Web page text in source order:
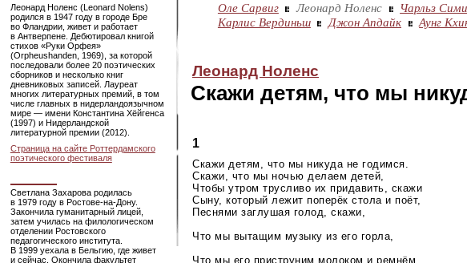
Леонард Ноленс (Leonard Nolens)
родился в 1947 году в городе Бре
во Фландрии, живет и работает
в Антверпене. Дебютировал книгой
стихов «Руки Орфея»
(Orpheushanden, 1969), за которой
последовали более 20 поэтических
сборников и несколько книг
дневниковых записей. Лауреат
многих литературных премий, в том
числе главных в нидерландоязычном
мире — имени Константина Хёйгенса
(1997) и Нидерландской
литературной премии (2012).
Страница на сайте Роттердамского
поэтического фестиваля
Светлана Захарова родилась
в 1979 году в Ростове-на-Дону.
Закончила гуманитарный лицей,
затем училась на филологическом
отделении Ростовского
педагогического института.
В 1999 уехала в Бельгию, где живет
и сейчас. Окончила факультет
Оле Сарвиг Леонард Ноленс Чарльз
Карлис Вердиньш
Джон Апдайк Аунг
Леонард Ноленс
Скажи детям, что мы
1
Скажи детям, что мы никуда не годимся.
Скажи, что мы ночью делаем детей,
Чтобы утром трусливо их придавить, скажи
Сыну, который лежит поперёк стола и поёт,
Песнями заглушая голод, скажи,
Что мы вытащим музыку из его горла,
Что мы его приструним молоком и ремнём,